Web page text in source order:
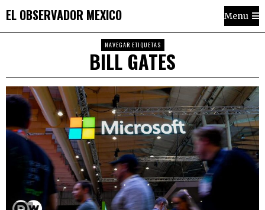
EL OBSERVADOR MEXICO Menu
NAVEGAR ETIQUETAS
BILL GATES